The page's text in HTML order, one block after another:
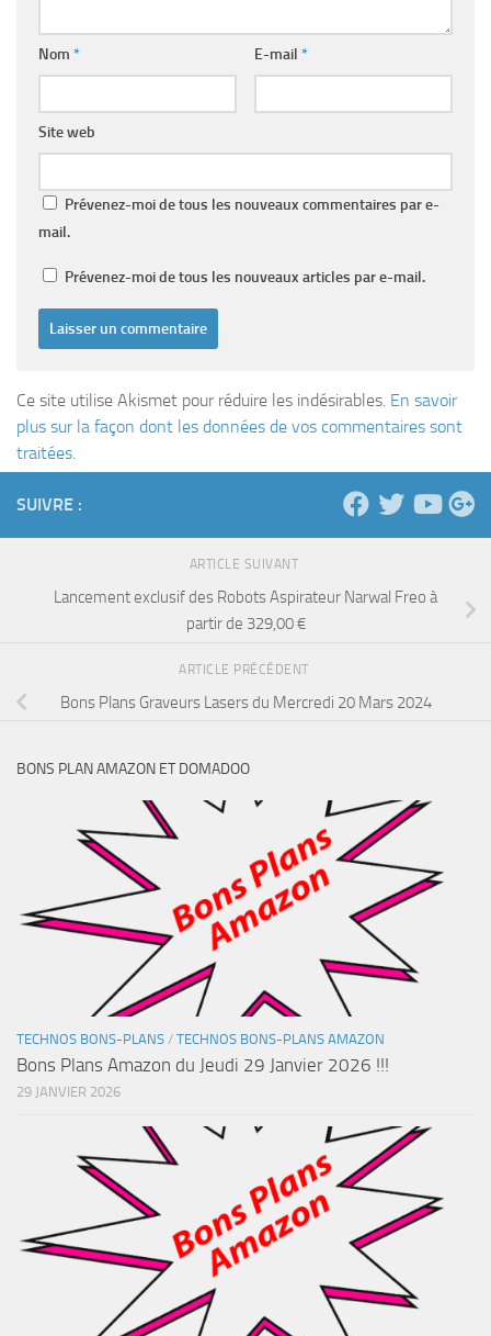
Nom * E-mail *
Site web
Prévenez-moi de tous les nouveaux commentaires par e-
mail.
Prévenez-moi de tous les nouveaux articles par e-mail.
Ce site utilise Akismet pour réduire les indésirables. En savoir
plus sur la façon dont les données de vos commentaires sont
traitées.
SUIVRE :
ARTICLE SUIVANT
Lancement exclusif des Robots Aspirateur Narwal Freo à
partir de 329,00 €
ARTICLE PRÉCÉDENT
Bons Plans Graveurs Lasers du Mercredi 20 Mars 2024
BONS PLAN AMAZON ET DOMADOO
TECHNOS BONS-PLANS / TECHNOS BONS-PLANS AMAZON
Bons Plans Amazon du Jeudi 29 Janvier 2026 !!!
29 JANVIER 2026